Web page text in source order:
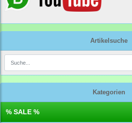
Artikelsuche
Kategorien
% SALE %